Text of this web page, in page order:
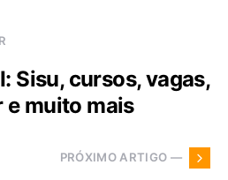
Sisu, cursos, vagas,
e muito mais
PRÓXIMO ARTIGO —